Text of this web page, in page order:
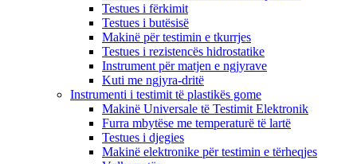
Testues i fërkimit
Testues i butësisë
Makinë për testimin e tkurrjes
Testues i rezistencës hidrostatike
Instrument për matjen e ngjyrave
Kuti me ngjyra-dritë
Instrumenti i testimit të plastikës gome
Makinë Universale të Testimit Elektronik
Furra mbytëse me temperaturë të lartë
Testues i djegies
Makinë elektronike për testimin e tërheqjes